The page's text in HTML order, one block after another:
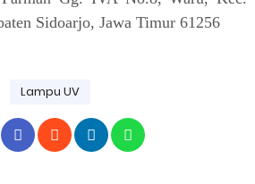
Sidoarjo, Jawa Timur 61256
Lampu UV